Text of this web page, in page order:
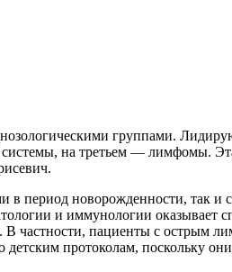
нозологическими группами.
системы, на третьем — лимфомы.
в период новорожденности, так и
и иммунологии оказывает
частности, пациенты с острым
протоколам, поскольку